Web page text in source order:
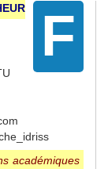
CHERCHEUR
SNV-STU